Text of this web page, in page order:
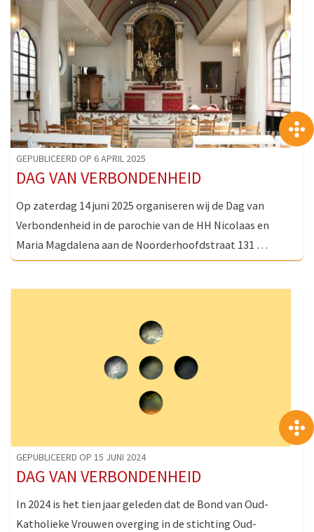
GEPUBLICEERD OP 6 APRIL 2025
DAG VAN VERBONDENHEID
Op zaterdag 14 juni 2025 organiseren wij de Dag van
Verbondenheid in de parochie van de HH Nicolaas en
Maria Magdalena aan de Noorderhoofdstraat 131 …
GEPUBLICEERD OP 15 JUNI 2024
DAG VAN VERBONDENHEID
In 2024 is het tien jaar geleden dat de Bond van Oud-
Katholieke Vrouwen overging in de stichting Oud-